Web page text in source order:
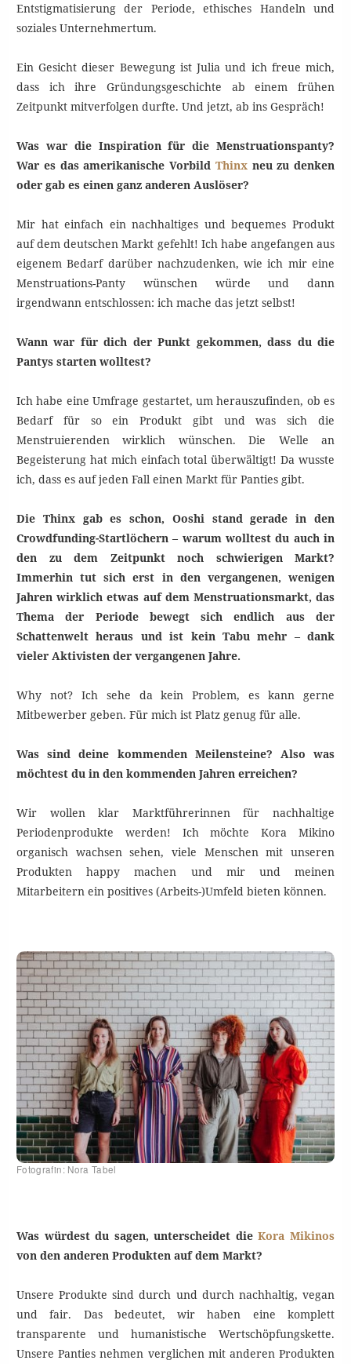
Entstigmatisierung der Periode, ethisches Handeln und
soziales Unternehmertum.
Ein Gesicht dieser Bewegung ist Julia und ich freue mich,
dass ich ihre Gründungsgeschichte ab einem frühen
Zeitpunkt mitverfolgen durfte. Und jetzt, ab ins Gespräch!
Was war die Inspiration für die Menstruationspanty?
War es das amerikanische Vorbild Thinxneu zu denken
oder gab es einen ganz anderen Auslöser?
Mir hat einfach ein nachhaltiges und bequemes Produkt
auf dem deutschen Markt gefehlt! Ich habe angefangen aus
eigenem Bedarf darüber nachzudenken, wie ich mir eine
Menstruations-Panty wünschen würde und dann
irgendwann entschlossen: ich mache das jetzt selbst!
Wann war für dich der Punkt gekommen, dass du die
Pantys starten wolltest?
Ich habe eine Umfrage gestartet, um herauszufinden, ob es
Bedarf für so ein Produkt gibt und was sich die
Menstruierenden wirklich wünschen. Die Welle an
Begeisterung hat mich einfach total überwältigt! Da wusste
ich, dass es auf jeden Fall einen Markt für Panties gibt.
Die Thinx gab es schon, Ooshi stand gerade in den
Crowdfunding-Startlöchern – warum wolltest du auch in
den zu dem Zeitpunkt noch schwierigen Markt?
Immerhin tut sich erst in den vergangenen, wenigen
Jahren wirklich etwas auf dem Menstruationsmarkt, das
Thema der Periode bewegt sich endlich aus der
Schattenwelt heraus und ist kein Tabu mehr – dank
vieler Aktivisten der vergangenen Jahre.
Why not? Ich sehe da kein Problem, es kann gerne
Mitbewerber geben. Für mich ist Platz genug für alle.
Was sind deine kommenden Meilensteine? Also was
möchtest du in den kommenden Jahren erreichen?
Wir wollen klar Marktführerinnen für nachhaltige
Periodenprodukte werden! Ich möchte Kora Mikino
organisch wachsen sehen, viele Menschen mit unseren
Produkten happy machen und mir und meinen
Mitarbeitern ein positives (Arbeits-)Umfeld bieten können.
Fotografin: Nora Tabel
Was würdest du sagen, unterscheidet dieKora Mikinos
von den anderen Produkten auf dem Markt?
Unsere Produkte sind durch und durch nachhaltig, vegan
und fair. Das bedeutet, wir haben eine komplett
transparente und humanistische Wertschöpfungskette.
Unsere Panties nehmen verglichen mit anderen Produkten